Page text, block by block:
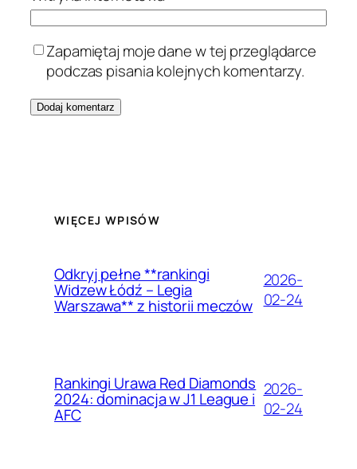
Zapamiętaj moje dane w tej przeglądarce
podczas pisania kolejnych komentarzy.
WIĘCEJ WPISÓW
Odkryj pełne **rankingi
Widzew Łódź – Legia
Warszawa** z historii meczów
2026-
02-24
Rankingi Urawa Red Diamonds
2024: dominacja w J1 League i
AFC
2026-
02-24